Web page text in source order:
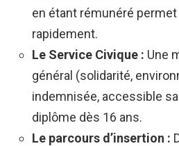
en étant rémunéré
rapidement.
Le Service Civique : Une
général (solidarité,
indemnisée, accessible
diplôme dès 16 ans.
Le parcours d’insertion :